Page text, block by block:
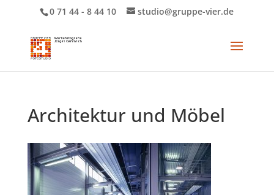
0 71 44 - 8 44 10 studio@gruppe-vier.de
Architektur und Möbel